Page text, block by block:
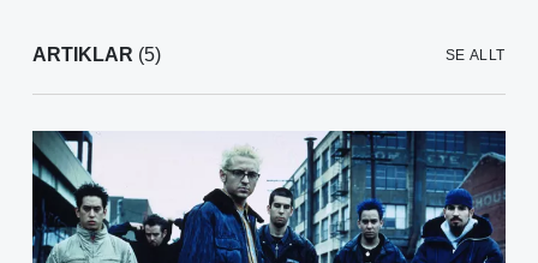
ARTIKLAR (5) SE ALLT